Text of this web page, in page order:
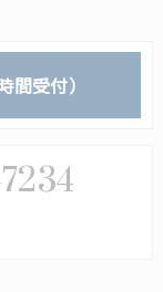
間受付）